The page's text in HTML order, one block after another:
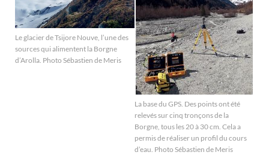
Le glacier de Tsijore Nouve, l’une des
sources qui alimentent la Borgne
d’Arolla. Photo Sébastien de Meris
La base du GPS. Des points ont été
relevés sur cinq tronçons de la
Borgne, tous les 20 à 30 cm. Cela a
permis de réaliser un profil du cours
d’eau. Photo Sébastien de Meris